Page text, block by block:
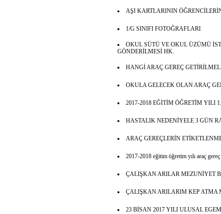
AŞI KARTLARININ
1/G SINIFI FOTOĞRAFLARI
OKUL SÜTÜ VE OKUL ÜZÜMÜ
GÖNDERİLMESİ HK.
HANGİ ARAÇ GEREÇ
OKULA GELECEK OLAN ARAÇ
2017-2018 EĞİTİM ÖĞRETİM YILI
HASTALIK NEDENİYELE 3 GÜN
ARAÇ GEREÇLERİN
2017-2018 eğitim öğretim yılı araç
ÇALIŞKAN ARILAR MEZUNİYET
ÇALIŞKAN ARILARIM KEP ATMA
23 BİSAN 2017 YILI ULUSAL